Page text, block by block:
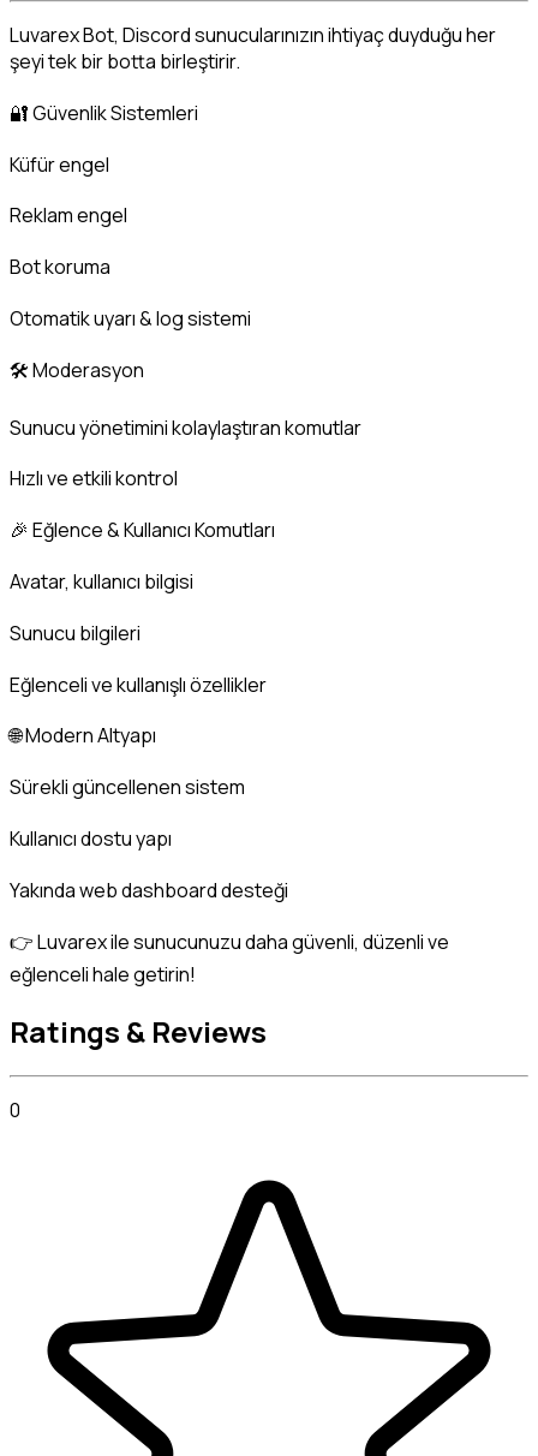
Luvarex Bot, Discord sunucularınızın ihtiyaç duyduğu her
şeyi tek bir botta birleştirir.
🔐 Güvenlik Sistemleri
Küfür engel
Reklam engel
Bot koruma
Otomatik uyarı & log sistemi
🛠️ Moderasyon
Sunucu yönetimini kolaylaştıran komutlar
Hızlı ve etkili kontrol
🎉 Eğlence & Kullanıcı Komutları
Avatar, kullanıcı bilgisi
Sunucu bilgileri
Eğlenceli ve kullanışlı özellikler
🌐 Modern Altyapı
Sürekli güncellenen sistem
Kullanıcı dostu yapı
Yakında web dashboard desteği
👉 Luvarex ile sunucunuzu daha güvenli, düzenli ve
eğlenceli hale getirin!
Ratings & Reviews
0